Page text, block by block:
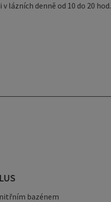
lázních denně od 10 do 20 hod.
bazénem